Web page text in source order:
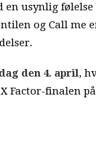
en usynlig
og Call me
den 4. april,
Factor-finalen på